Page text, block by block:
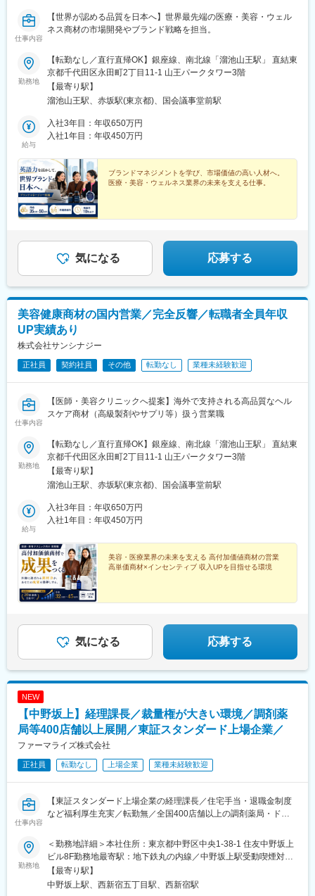
仕事内容
【世界が認める品質を日本へ】世界最先端の医療・美容・ウェル
ネス商材の市場開発やブランド戦略を担当。
勤務地
【転勤なし／直行直帰OK】銀座線、南北線「溜池山王駅」 直結東
京都千代田区永田町2丁目11-1 山王パークタワー3階
【最寄り駅】
溜池山王駅、赤坂駅(東京都)、国会議事堂前駅
給与
入社3年目：年収650万円
入社1年目：年収450万円
ブランドマネジメントを学び、市場価値の高い人材へ。
医療・美容・ウェルネス業界の未来を支える仕事。
気になる 応募する
美容健康商材の国内営業／完全反響／転職者全員年収
UP実績あり
株式会社サンシナジー
正社員 契約社員 その他 転勤なし 業種未経験歓迎
仕事内容
【医師・美容クリニックへ提案】海外で支持される高品質なヘル
スケア商材（高級製剤やサプリ等）扱う営業職
勤務地
【転勤なし／直行直帰OK】銀座線、南北線「溜池山王駅」 直結東
京都千代田区永田町2丁目11-1 山王パークタワー3階
【最寄り駅】
溜池山王駅、赤坂駅(東京都)、国会議事堂前駅
給与
入社3年目：年収650万円
入社1年目：年収450万円
美容・医療業界の未来を支える 高付加価値商材の営業
高単価商材×インセンティブ 収入UPを目指せる環境
気になる 応募する
NEW
【中野坂上】経理課長／裁量権が大きい環境／調剤薬
局等400店舗以上展開／東証スタンダード上場企業／
ファーマライズ株式会社
正社員 転勤なし 上場企業 業種未経験歓迎
仕事内容
【東証スタンダード上場企業の経理課長／住宅手当・退職金制度
など福利厚生充実／転勤無／全国400店舗以上の調剤薬局・ドラ
【業務概要】
調剤薬局、ドラッグストア等の運営を行う当社の【経理・財務
部】は、経理課、財務課（資金調達・資金繰り）、債権債務管理
課（債権管理、在庫品の債務管理）と３つの課がございます。今
勤務地
＜勤務地詳細＞本社住所：東京都中野区中央1-38-1 住友中野坂上
ビル8F勤務地最寄駅：地下鉄丸の内線／中野坂上駅受動喫煙対
策：屋内全面禁煙
【最寄り駅】
中野坂上駅、西新宿五丁目駅、西新宿駅